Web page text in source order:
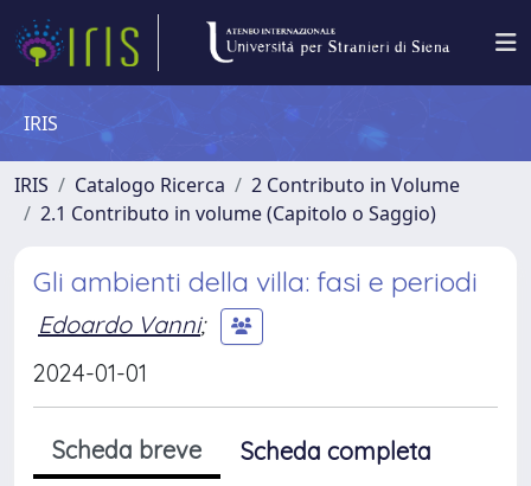
IRIS
IRIS Catalogo Ricerca
2 Contributo in Volume
2.1 Contributo in volume (Capitolo o Saggio)
Gli ambienti della villa: fasi e periodi
Edoardo Vanni;
2024-01-01
Scheda breve
Scheda completa